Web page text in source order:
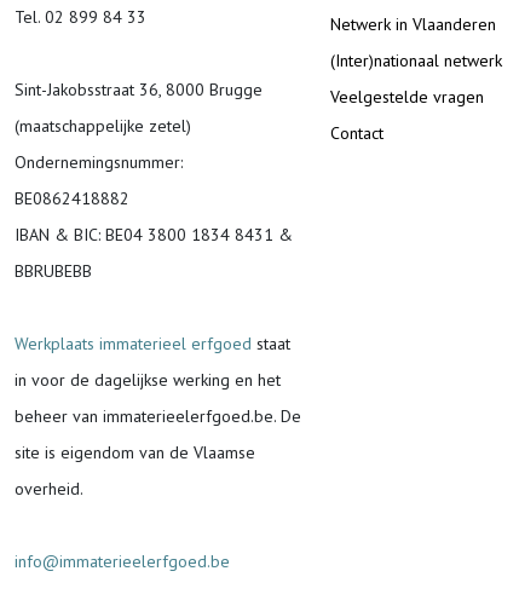
Tel. 02 899 84 33
Sint-Jakobsstraat 36, 8000 Brugge
(maatschappelijke zetel)
Ondernemingsnummer:
BE0862418882
IBAN & BIC: BE04 3800 1834 8431 &
BBRUBEBB
Werkplaats immaterieel erfgoed staat
in voor de dagelijkse werking en het
beheer van immaterieelerfgoed.be. De
site is eigendom van de Vlaamse
overheid.
info@immaterieelerfgoed.be
Netwerk in Vlaanderen
(Inter)nationaal netwerk
Veelgestelde vragen
Contact